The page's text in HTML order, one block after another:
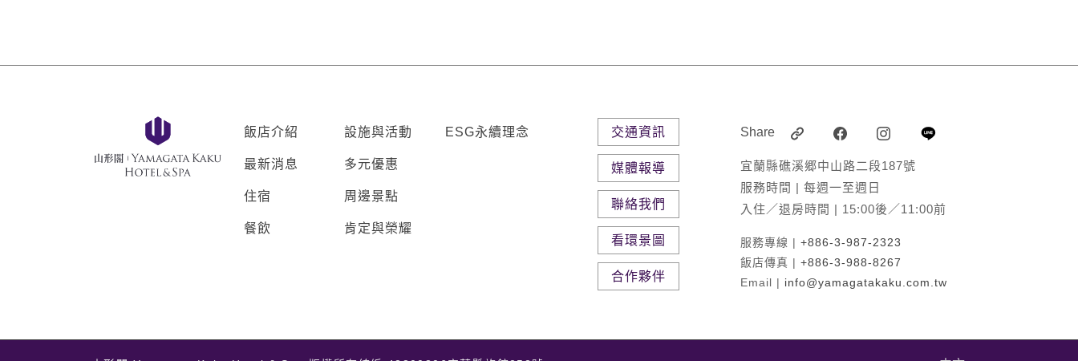
飯店介紹
最新消息
住宿
餐飲
設施與活動
多元優惠
周邊景點
肯定與榮耀
ESG永續理念 交通資訊
媒體報導
聯絡我們
看環景圖
合作夥伴
Share
宜蘭縣礁溪郷中山路二段187號
服務時間 | 每週一至週日
入住／退房時間 | 15:00後／11:00前
服務專線 | +886-3-987-2323
飯店傳真 | +886-3-988-8267
Email | info@yamagatakaku.com.tw